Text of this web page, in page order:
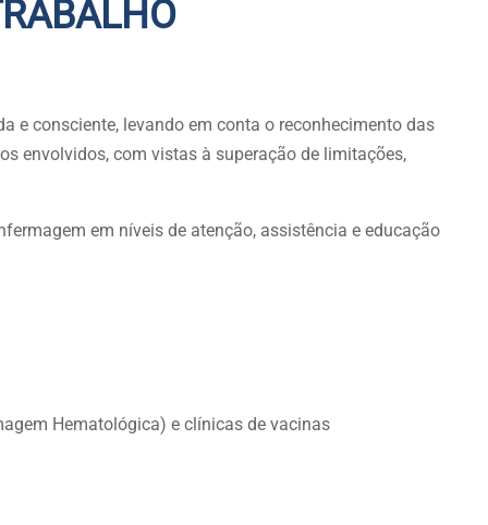
e consciente, levando em conta o reconhecimento das
envolvidos, com vistas à superação de limitações,
em níveis de atenção, assistência e educação
Hematológica) e clínicas de vacinas